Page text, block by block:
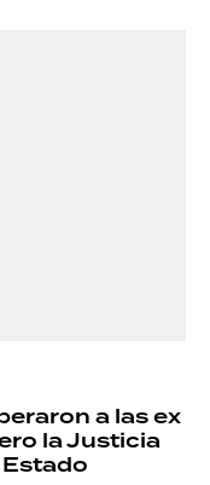
a las ex
la Justicia